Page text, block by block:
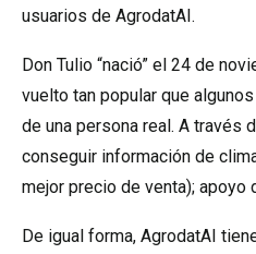
usuarios de AgrodatAI.
Don Tulio “nació” el 24 de
vuelto tan popular que
de una persona real. A través
conseguir información de
mejor precio de venta); apoyo
De igual forma, AgrodatAI